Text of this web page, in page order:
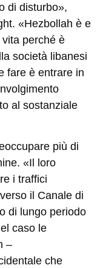
di disturbo»,
«Hezbollah è e
perché è
società libanesi
fare è entrare in
al sostanziale
più di
«Il loro
i traffici
il Canale di
di lungo periodo
caso le
–
che